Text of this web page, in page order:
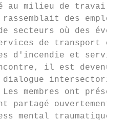
au milieu de
des
secteurs où des
de transport en
d'incendie et services
il est devenu
dialogue
membres ont
partagé ouvertement
mental